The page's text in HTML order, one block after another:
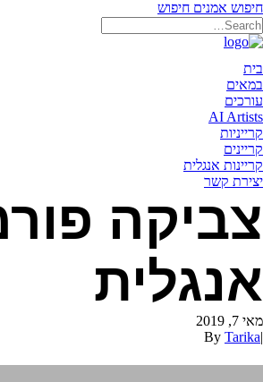
חיפוש אמנים חיפוש
בית
במאים
עורכים
AI Artists
קרייניות
קריינים
קריינות אנגלית
יצירת קשר
צביקה
אנגלית
מאי 7, 2019
|
By Tarika